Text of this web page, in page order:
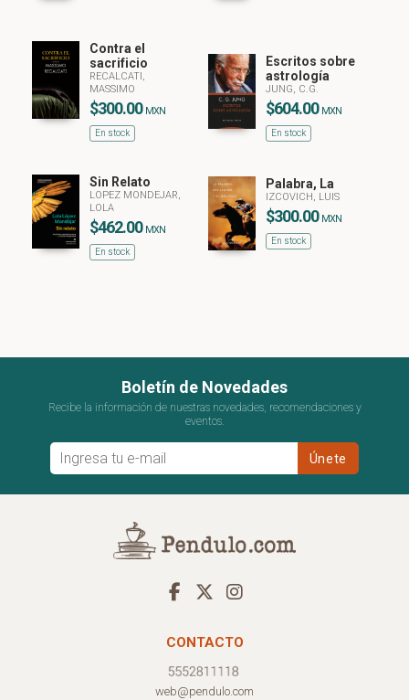
Contra el
sacrificio
RECALCATI,
MASSIMO
$300.00 MXN
En stock
Escritos sobre
astrología
JUNG, C.G.
$604.00 MXN
En stock
Sin Relato
LOPEZ MONDEJAR,
LOLA
$462.00 MXN
En stock
Palabra, La
IZCOVICH, LUIS
$300.00 MXN
En stock
Boletín de Novedades
Recibe la información de nuestras novedades, recomendaciones y
eventos.
CONTACTO
web@pendulo.com